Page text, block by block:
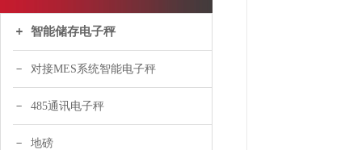
智能储存电子秤
对接MES系统智能电子秤
485通讯电子秤
地磅